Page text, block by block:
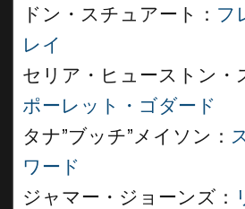
ドン・スチュアート： フ
レイ
セリア・ヒューストン・
ポーレット・ゴダード
タナ”ブッチ”メイソン：
ワード
ジャマー・ジョーンズ：